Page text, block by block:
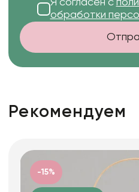
Я согласен с
обработки
Рекомендуем
-15%